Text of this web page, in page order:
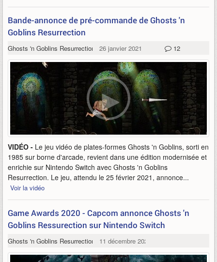
Bande-annonce de pré-commande de Ghosts 'n
Goblins Resurrection
Ghosts 'n Goblins Resurrection 26 janvier 2021 12
VIDÉO - Le jeu vidéo de plates-formes Ghosts 'n Goblins, sorti en
1985 sur borne d'arcade, revient dans une édition modernisée et
enrichie sur Nintendo Switch avec Ghosts 'n Goblins
Resurrection. Le jeu, attendu le 25 février 2021, annonce...
Voir la vidéo
Game Awards 2020 - Capcom annonce Ghosts 'n
Goblins Ressurection sur Nintendo Switch
Ghosts 'n Goblins Resurrection 11 décembre 2020